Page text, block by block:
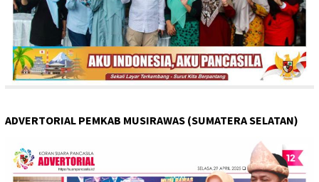
ADVERTORIAL PEMKAB MUSIRAWAS (SUMATERA SELATAN)